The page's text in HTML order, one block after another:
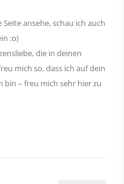
ansehe, schau ich auch
:o)
die in deinen
mich so, dass ich auf dein
bin – freu mich sehr hier zu